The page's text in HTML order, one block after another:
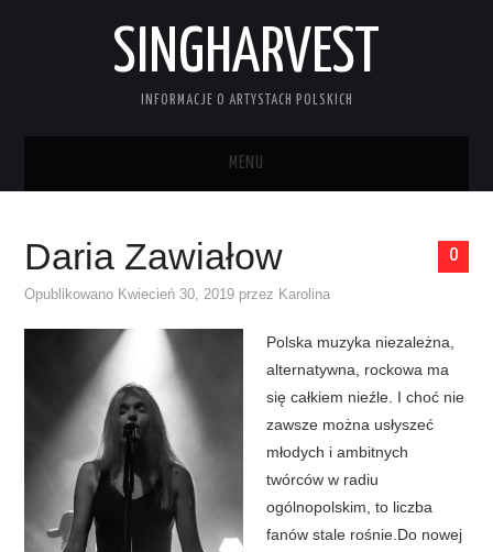
SINGHARVEST
INFORMACJE O ARTYSTACH POLSKICH
MENU
KONTAKT
0
Daria Zawiałow
Opublikowano Kwiecień 30, 2019 przez Karolina
Polska muzyka niezależna,
alternatywna, rockowa ma
się całkiem nieźle. I choć nie
zawsze można usłyszeć
młodych i ambitnych
twórców w radiu
ogólnopolskim, to liczba
fanów stale rośnie.Do nowej